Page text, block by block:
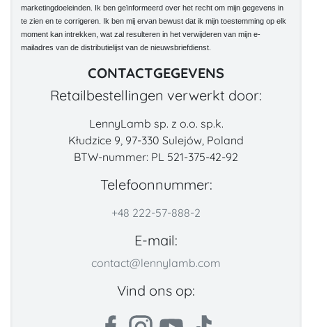
marketingdoeleinden. Ik ben geïnformeerd over het recht om mijn gegevens in
te zien en te corrigeren. Ik ben mij ervan bewust dat ik mijn toestemming op elk
moment kan intrekken, wat zal resulteren in het verwijderen van mijn e-
mailadres van de distributielijst van de nieuwsbriefdienst.
CONTACTGEGEVENS
Retailbestellingen verwerkt door:
LennyLamb sp. z o.o. sp.k.
Kłudzice 9, 97-330 Sulejów, Poland
BTW-nummer: PL 521-375-42-92
Telefoonnummer:
+48 222-57-888-2
E-mail:
contact@lennylamb.com
Vind ons op: